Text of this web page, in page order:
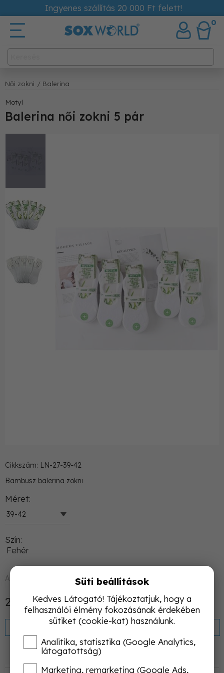
Ingyenes szállítás 20 000 Ft felett!
0
Női zokni / Balerina
Motyl
Balerina női zokni 5 pár
Cikkszám: LN-27-39-42
Bambusz balerina zokni
Méret
39-42
Szín
Fehér
Azonnal raktárról
2 500 Ft
Nettó: 1 969 Ft
KOSÁRBA
Termékleírás
Süti beállítások
Kedves Látogató! Tájékoztatjuk, hogy a
felhasználói élmény fokozásának érdekében
sütiket (cookie-kat) használunk.
Analitika, statisztika (Google Analytics,
látogatottság)
Marketing, remarketing (Google Ads,